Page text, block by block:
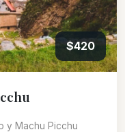
$420
y Machu Picchu